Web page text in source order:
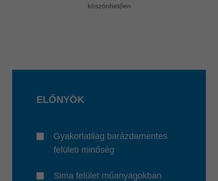
köszönhetően
ELŐNYÖK
Gyakorlatilag barázdamentes
felületi minőség
Sima felület műanyagokban